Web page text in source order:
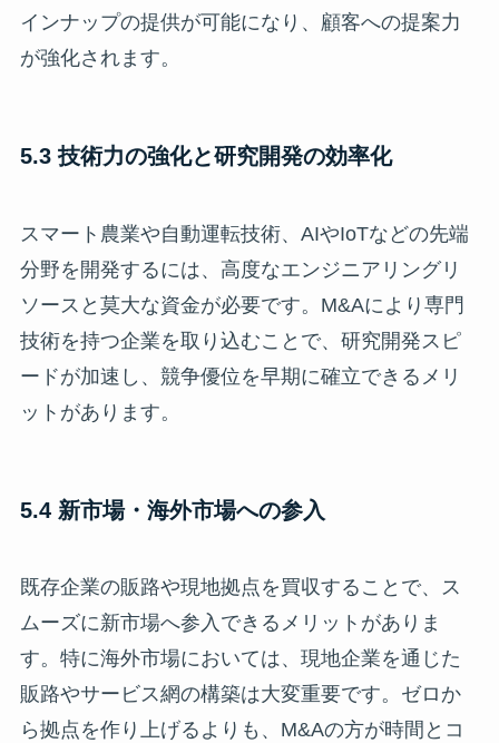
インナップの提供が可能になり、顧客への提案力
が強化されます。
5.3 技術力の強化と研究開発の効率化
スマート農業や自動運転技術、AIやIoTなどの先端
分野を開発するには、高度なエンジニアリングリ
ソースと莫大な資金が必要です。M&Aにより専門
技術を持つ企業を取り込むことで、研究開発スピ
ードが加速し、競争優位を早期に確立できるメリ
ットがあります。
5.4 新市場・海外市場への参入
既存企業の販路や現地拠点を買収することで、ス
ムーズに新市場へ参入できるメリットがありま
す。特に海外市場においては、現地企業を通じた
販路やサービス網の構築は大変重要です。ゼロか
ら拠点を作り上げるよりも、M&Aの方が時間とコ